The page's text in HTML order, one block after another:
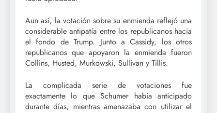
Aun así, la votación sobre su enmienda reflejó una
considerable antipatía entre los republicanos hacia
el fondo de Trump. Junto a Cassidy, los otros
republicanos que apoyaron la enmienda fueron
Collins, Husted, Murkowski, Sullivan y Tillis.
La complicada serie de votaciones fue
exactamente lo que Schumer había anticipado
durante días, mientras amenazaba con utilizar el